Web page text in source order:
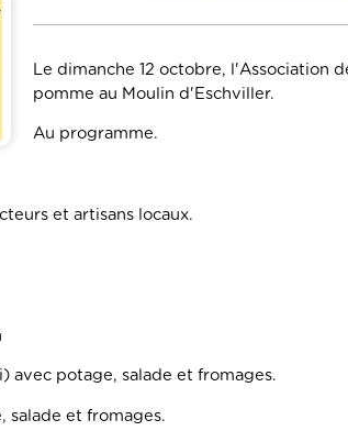
Le dimanche 12 octobre, l'Association
pomme au Moulin d'Eschviller.
Au programme.
et artisans locaux.
avec potage, salade et fromages.
salade et fromages.